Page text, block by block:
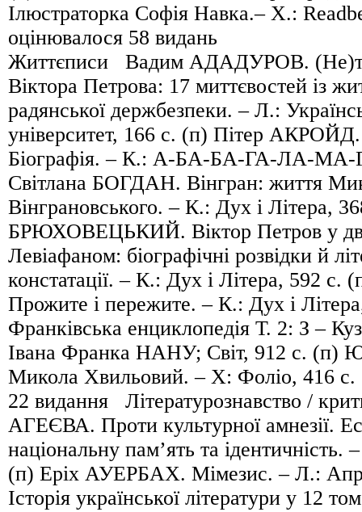
Ілюстраторка Софія Навка.– Х.:
оцінювалося 58 видань
Життєписи Вадим АДАДУРОВ.
Віктора Петрова: 17 миттєвостей із
радянської держбезпеки. – Л.:
університет, 166 с. (п) Пітер
Біографія. – К.: А-БА-БА-ГА-ЛА-МА-
Світлана БОГДАН. Вінгран: життя
Вінграновського. – К.: Дух і Літера,
БРЮХОВЕЦЬКИЙ. Віктор Петров у
Левіафаном: біографічні розвідки й
констатації. – К.: Дух і Літера, 592
Прожите і пережите. – К.: Дух і
Франківська енциклопедія Т. 2: З –
Івана Франка НАНУ; Світ, 912 с.
Микола Хвильовий. – Х: Фоліо, 416 с.
22 видання Літературознавство /
АГЕЄВА. Проти культурної амнезії.
національну пам’ять та
(п) Еріх АУЕРБАХ. Мімезис. – Л.:
Історія української літератури у 12